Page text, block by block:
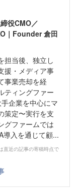
役CMO／
｜Founder 倉田
担当後、独立し
援・メディア事
事業売却を経
ティングファー
企業を中心にマ
策定〜実行を支
グファームでは
導入を通じて顧...
直近の記事の寄稿時点で